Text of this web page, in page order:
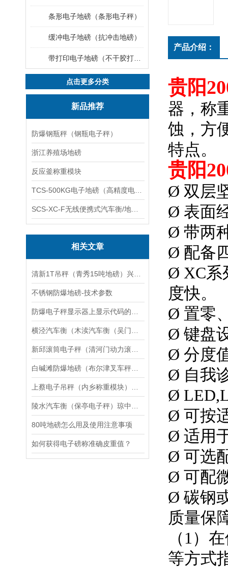
条形电子地磅（条形电子秤）
缓冲电子地磅（抗冲击地磅）
点击更多分类
新品推荐
防爆钢瓶秤（钢瓶电子秤）
浙江养殖场地磅
反应釜称重模块
相关文章
不锈钢防爆地磅-技术参数
80吨地磅怎么用及使用注意事项
如何获得电子磅称准确皮重值？
产品介绍：
贵阳
器，称
蚀，方
特点。
贵阳
Ø 双层
Ø 表面
Ø 带两
Ø 配备
Ø XC系
度快。
Ø 置零
Ø 键盘
Ø 分度
Ø 自我
Ø
Ø 可按
Ø 适用
Ø 可选
Ø 可配
Ø 碳钢
质量保
（1）
等方式